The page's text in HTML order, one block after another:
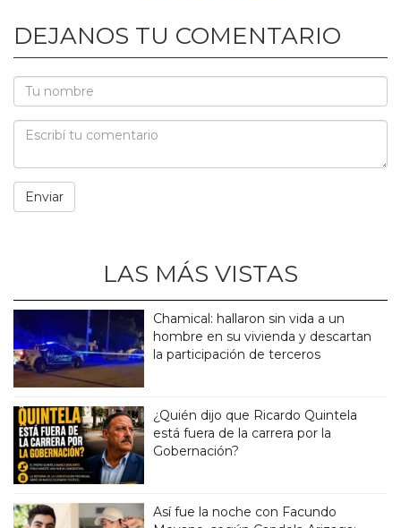
DEJANOS TU COMENTARIO
LAS MÁS VISTAS
Chamical: hallaron sin vida a un
hombre en su vivienda y descartan
la participación de terceros
¿Quién dijo que Ricardo Quintela
está fuera de la carrera por la
Gobernación?
Así fue la noche con Facundo